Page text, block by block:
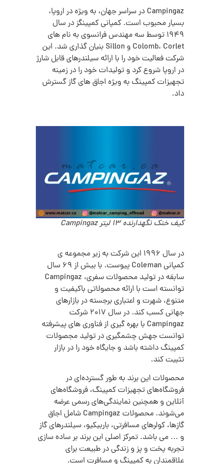
Campingaz در سراسر جهان، به ویژه در اروپا،
بسیار محبوب است. کمپانی کمپینگز در سال
1949 توسط سه مهندس فرانسوی به نام های
Colomb، Corlet و Sillon بنیان گذاری شد. این
شرکت فعالیت خود را با ارائه سیلندرهای قابل شارژ
در اروپا شروع کرد و تولیدات خود را در زمینه
تجهیزات کمپینگ به ویژه اجاق های گاز گسترش
داد.
کیف خنک نگهدارنده 13 لیتر Campingaz
در سال 1996 این شرکت به زیر مجموعه ی
کمپانی Coleman پیوست. با بیش از 69 سال
سابقه در تولید محصولات سفری، Campingaz
توانسته است با ارائه محصولاتی باکیفیت و
متنوع، شهرت و اعتباری برجسته در بازارهای
جهانی کسب کند. در سال 2017 شرکت
Campingaz با بهره گیری از فناوری های پیشرفته
توانست جهش چشمگیری در تولید مجصولات
کمپینگ داشته باشد و جایگاه خود را در بازار
تثبیت کند.
محصولات این برند به طور گسترده‌ای در
فروشگاه‌های تجهیزات کمپینگ، فروشگاه‌های
آنلاین و همچنین نمایندگی‌های رسمی عرضه
می‌شوند. محصولات Campingaz شامل اجاق
گازها، کولرهای مسافرتی، باربیکیو، سیلندرهای گاز
و … می باشد. تمرکز اصلی این برند بر ساده سازی
تجربه پخت و پز و زندگی در طبیعت برای
علاقمندان به کمپینگ و مسافرت است.